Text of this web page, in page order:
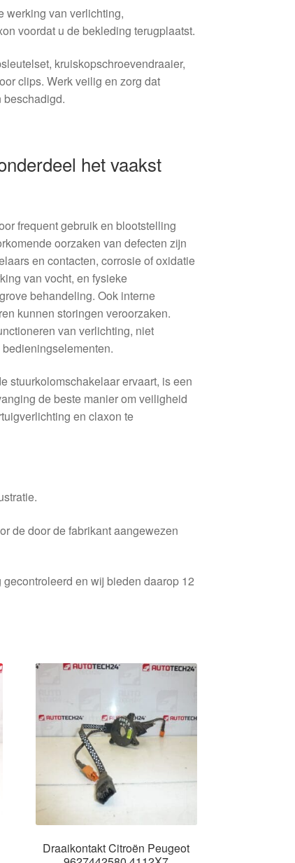
werking van verlichting,
voordat u de bekleding terugplaatst.
kruiskopschroevendraaier,
clips. Werk veilig en zorg dat
beschadigd.
het vaakst
frequent gebruik en blootstelling
oorzaken van defecten zijn
en contacten, corrosie of oxidatie
van vocht, en fysieke
behandeling. Ook interne
kunnen storingen veroorzaken.
van verlichting, niet
stuurkolomschakelaar ervaart, is een
de beste manier om veiligheid
en claxon te
de door de fabrikant aangewezen
en wij bieden daarop 12
Draaikontakt Citroën Peugeot